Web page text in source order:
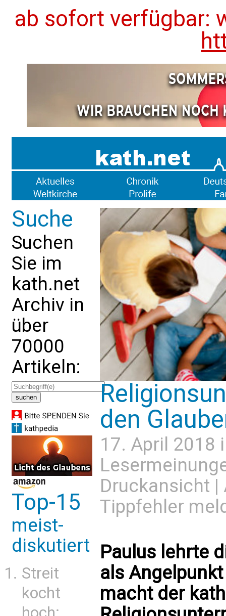
ab sofort verfügbar:
Suche
Suchen
Sie im
kath.net
Archiv in
über
70000
Artikeln:
Top-15
meist-
diskutiert
Streit
kocht
den
17. April 2018
Druckansicht |
Tippfehler
Paulus lehrte
als
macht der